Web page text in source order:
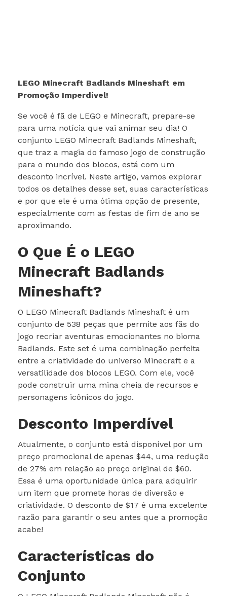
LEGO Minecraft Badlands Mineshaft em
Promoção Imperdível!
Se você é fã de LEGO e Minecraft, prepare-se
para uma notícia que vai animar seu dia! O
conjunto LEGO Minecraft Badlands Mineshaft,
que traz a magia do famoso jogo de construção
para o mundo dos blocos, está com um
desconto incrível. Neste artigo, vamos explorar
todos os detalhes desse set, suas características
e por que ele é uma ótima opção de presente,
especialmente com as festas de fim de ano se
aproximando.
O Que É o LEGO
Minecraft Badlands
Mineshaft?
O LEGO Minecraft Badlands Mineshaft é um
conjunto de 538 peças que permite aos fãs do
jogo recriar aventuras emocionantes no bioma
Badlands. Este set é uma combinação perfeita
entre a criatividade do universo Minecraft e a
versatilidade dos blocos LEGO. Com ele, você
pode construir uma mina cheia de recursos e
personagens icônicos do jogo.
Desconto Imperdível
Atualmente, o conjunto está disponível por um
preço promocional de apenas $44, uma redução
de 27% em relação ao preço original de $60.
Essa é uma oportunidade única para adquirir
um item que promete horas de diversão e
criatividade. O desconto de $17 é uma excelente
razão para garantir o seu antes que a promoção
acabe!
Características do
Conjunto